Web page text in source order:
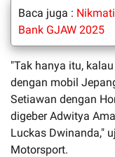
Baca juga :
Bank GJAW 2025
"Tak hanya itu,
dengan mobil
Setiawan dengan
digeber Adwitya
Luckas Dwinanda,"
Motorsport.